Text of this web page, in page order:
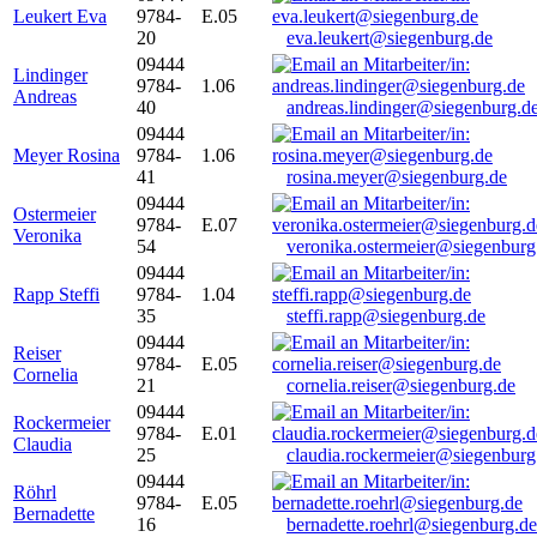
Leukert Eva
9784-
20
E.05
eva.leukert@siegenburg.de
Lindinger
Andreas
09444
9784-
40
1.06
Meyer Rosina
09444
9784-
41
1.06
rosina.meyer@siegenburg.de
Ostermeier
Veronika
09444
9784-
54
E.07
Rapp Steffi
09444
9784-
35
1.04
steffi.rapp@siegenburg.de
Reiser
Cornelia
09444
9784-
21
E.05
cornelia.reiser@siegenburg.de
Rockermeier
Claudia
09444
9784-
25
E.01
Röhrl
Bernadette
09444
9784-
16
E.05
bernadette.roehrl@siegenburg.de